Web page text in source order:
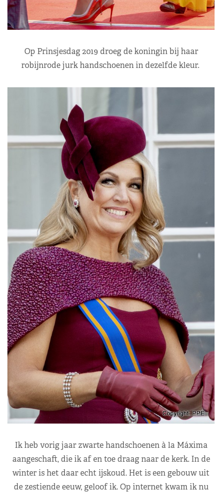
Op Prinsjesdag 2019 droeg de koningin bij haar
robijnrode jurk handschoenen in dezelfde kleur.
Ik heb vorig jaar zwarte handschoenen à la Máxima
aangeschaft, die ik af en toe draag naar de kerk. In de
winter is het daar echt ijskoud. Het is een gebouw uit
de zestiende eeuw, geloof ik. Op internet kwam ik nu